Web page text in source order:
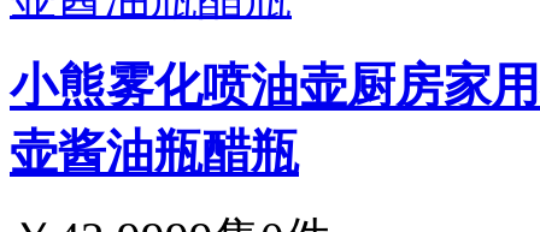
小熊雾化喷油壶厨房家
壶酱油瓶醋瓶